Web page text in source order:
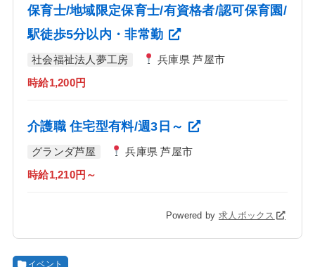
保育士/地域限定保育士/有資格者/認可保育園/
駅徒歩5分以内・非常勤
社会福祉法人夢工房 兵庫県 芦屋市
時給1,200円
介護職 住宅型有料/週3日～
グランダ芦屋 兵庫県 芦屋市
時給1,210円～
Powered by 求人ボックス
イベント